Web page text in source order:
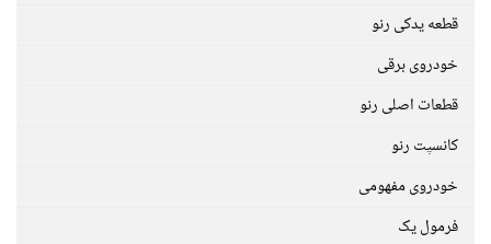
قطعه یدکی رنو
خودروی برقی
قطعات اصلی رنو
کانسپت رنو
خودروی مفهومی
فرمول یک